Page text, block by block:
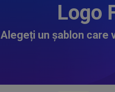
Logo
Alegeți un șablon care